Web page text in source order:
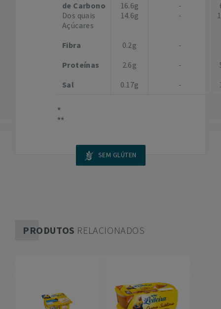
de Carbono
Dos quais
Açúcares
16.6g
14.6g
-
-
Fibra 0.2g
-
Proteínas
2.6g -
Sal
0.17g -
SEM GLÚTEN
PRODUTOS RELACIONADOS